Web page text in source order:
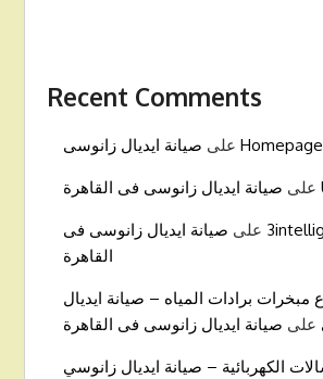
Recent Comments
Homepageعلى صيانة ايديال زانوسى
على صيانة ايديال زانوسى فى القاهرة
على صيانة ايديال زانوسى فى
القاهرة
مبخرات برادات المياه – صيانة ايديال
على صيانة ايديال زانوسى فى القاهرة
الكهربائية – صيانة ايديال زانوسي